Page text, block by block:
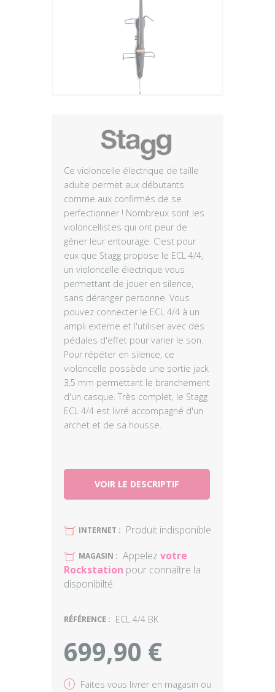
Ce violoncelle électrique de taille
adulte permet aux débutants
comme aux confirmés de se
perfectionner ! Nombreux sont les
violoncellistes qui ont peur de
gêner leur entourage. C'est pour
eux que Stagg propose le ECL 4/4,
un violoncelle électrique vous
permettant de jouer en silence,
sans déranger personne. Vous
pouvez connecter le ECL 4/4 à un
ampli externe et l'utiliser avec des
pédales d'effet pour varier le son.
Pour répéter en silence, ce
violoncelle possède une sortie jack
3,5 mm permettant le branchement
d'un casque. Très complet, le Stagg
ECL 4/4 est livré accompagné d'un
archet et de sa housse.
VOIR LE DESCRIPTIF
U INTERNET : Produit indisponible
U MAGASIN : Appelez votre
Rockstation pour connaître la
disponibilté
RÉFÉRENCE : ECL 4/4 BK
699,90 €
v Faites vous livrer en magasin ou